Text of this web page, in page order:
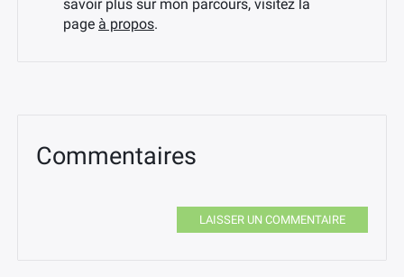
savoir plus sur mon parcours, visitez la
page à propos.
Commentaires
LAISSER UN COMMENTAIRE